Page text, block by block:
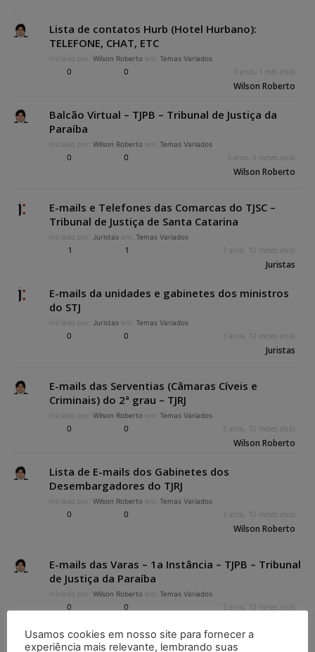
Lista de contatos Hurb (Hotel Hurbano):
TELEFONE, CHAT, ETC
Iniciado por: Wilson Roberto em: Temas Variados
0 0 3 anos, 1 mês atrás
Wilson Roberto
Balcão Virtual – TJPB – Tribunal de Justiça da
Paraíba
Iniciado por: Wilson Roberto em: Temas Variados
0 0 3 anos, 9 meses atrás
Wilson Roberto
E-mails e Telefones das Comarcas do TJSC –
Tribunal de Justiça de Santa Catarina
Iniciado por: Juristas em: Temas Variados
1 1 3 anos, 10 meses atrás
Juristas
E-mails da unidades e gabinetes dos ministros
do STJ
Iniciado por: Juristas em: Temas Variados
0 0 3 anos, 10 meses atrás
Juristas
E-mails das Serventias (Câmaras Cíveis e
Criminais) do 2ª grau – TJRJ
Iniciado por: Wilson Roberto em: Temas Variados
0 0 3 anos, 10 meses atrás
Wilson Roberto
Lista de E-mails dos Gabinetes dos
Desembargadores do TJRJ
Iniciado por: Wilson Roberto em: Temas Variados
0 0 3 anos, 10 meses atrás
Wilson Roberto
E-mails das Varas – 1a Instância – TJPB – Tribunal
de Justiça da Paraíba
Iniciado por: Wilson Roberto em: Temas Variados
0 0 3 anos, 10 meses atrás
Usamos cookies em nosso site para fornecer a
experiência mais relevante, lembrando suas